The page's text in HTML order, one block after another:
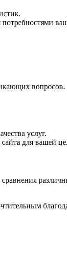
вопросов.
услуг.
для вашей